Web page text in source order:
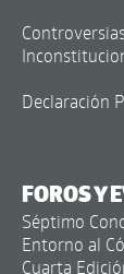
Declaración
FOROS Y
Séptimo
Entorno al
Cuarta